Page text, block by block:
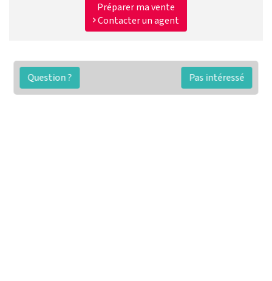
Question ? Pas intéressé
Préparer ma vente
Contacter un agent